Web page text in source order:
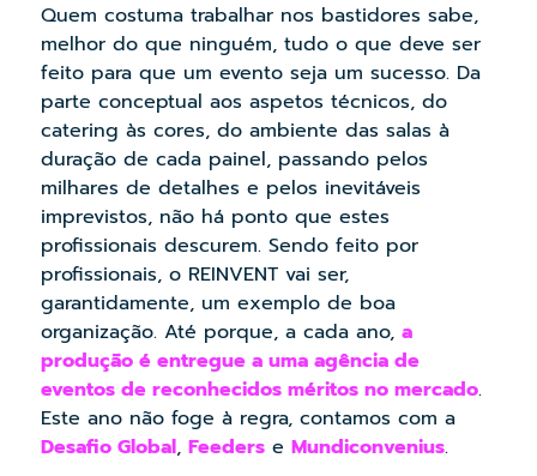
Quem costuma trabalhar nos bastidores sabe,
melhor do que ninguém, tudo o que deve ser
feito para que um evento seja um sucesso. Da
parte conceptual aos aspetos técnicos, do
catering às cores, do ambiente das salas à
duração de cada painel, passando pelos
milhares de detalhes e pelos inevitáveis
imprevistos, não há ponto que estes
profissionais descurem. Sendo feito por
profissionais, o REINVENT vai ser,
garantidamente, um exemplo de boa
organização. Até porque, a cada ano, a
produção é entregue a uma agência de
eventos de reconhecidos méritos no mercado.
Este ano não foge à regra, contamos com a
Desafio Global, Feederse Mundiconvenius.